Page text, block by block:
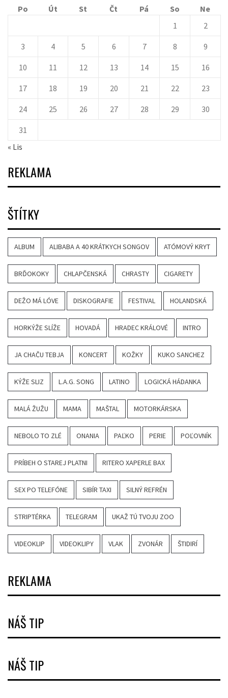
Po
Út St Čt Pá So
Ne
1
2
3 4 5 6 7 8 9
10 11 12 13 14 15 16
17 18 19 20 21 22 23
24 25 26 27 28 29 30
31
« Lis
REKLAMA
ŠTÍTKY
ALBUM ALIBABA A 40 KRÁTKYCH SONGOV ATÓMOVÝ KRYT
BRĎOKOKY CHLAPČENSKÁ CHRASTY CIGARETY
DEŽO MÁ LÓVE DISKOGRAFIE FESTIVAL HOLANDSKÁ
HORKÝŽE SLÍŽE HOVADÁ HRADEC KRÁLOVÉ INTRO
JA CHAČU TEBJA KONCERT KOŽKY KUKO SANCHEZ
KÝŽE SLIZ L.A.G. SONG LATINO LOGICKÁ HÁDANKA
MALÁ ŽUŽU MAMA MAŠTAL MOTORKÁRSKA
NEBOLO TO ZLÉ ONANIA PAĽKO PERIE POĽOVNÍK
PRÍBEH O STAREJ PLATNI RITERO XAPERLE BAX
SEX PO TELEFÓNE SIBÍR TAXI SILNÝ REFRÉN
STRIPTÉRKA TELEGRAM UKAŽ TÚ TVOJU ZOO
VIDEOKLIP VIDEOKLIPY VLAK ZVONÁR ŠTIDIRÍ
REKLAMA
NÁŠ TIP
NÁŠ TIP